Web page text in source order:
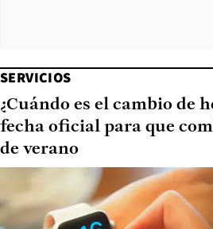
SERVICIOS
¿Cuándo es el cambio de
fecha oficial para que
de verano